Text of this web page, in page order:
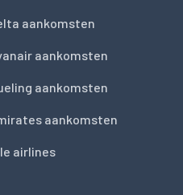
aankomsten
aankomsten
aankomsten
aankomsten
airlines